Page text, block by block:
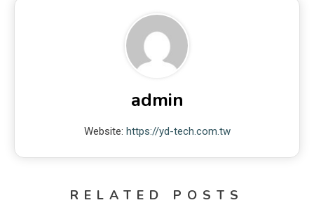
admin
Website: https://yd-tech.com.tw
RELATED POSTS